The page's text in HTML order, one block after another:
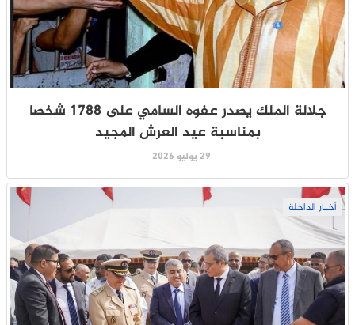
جلالة الملك يصدر عفوه السامي على 1788 شخصا
بمناسبة عيد العرش المجيد
29 يوليو 2026
أخبار الداخلة